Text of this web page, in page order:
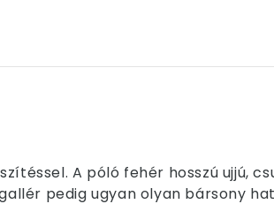
A póló fehér hosszú ujjú,
pedig ugyan olyan bársony